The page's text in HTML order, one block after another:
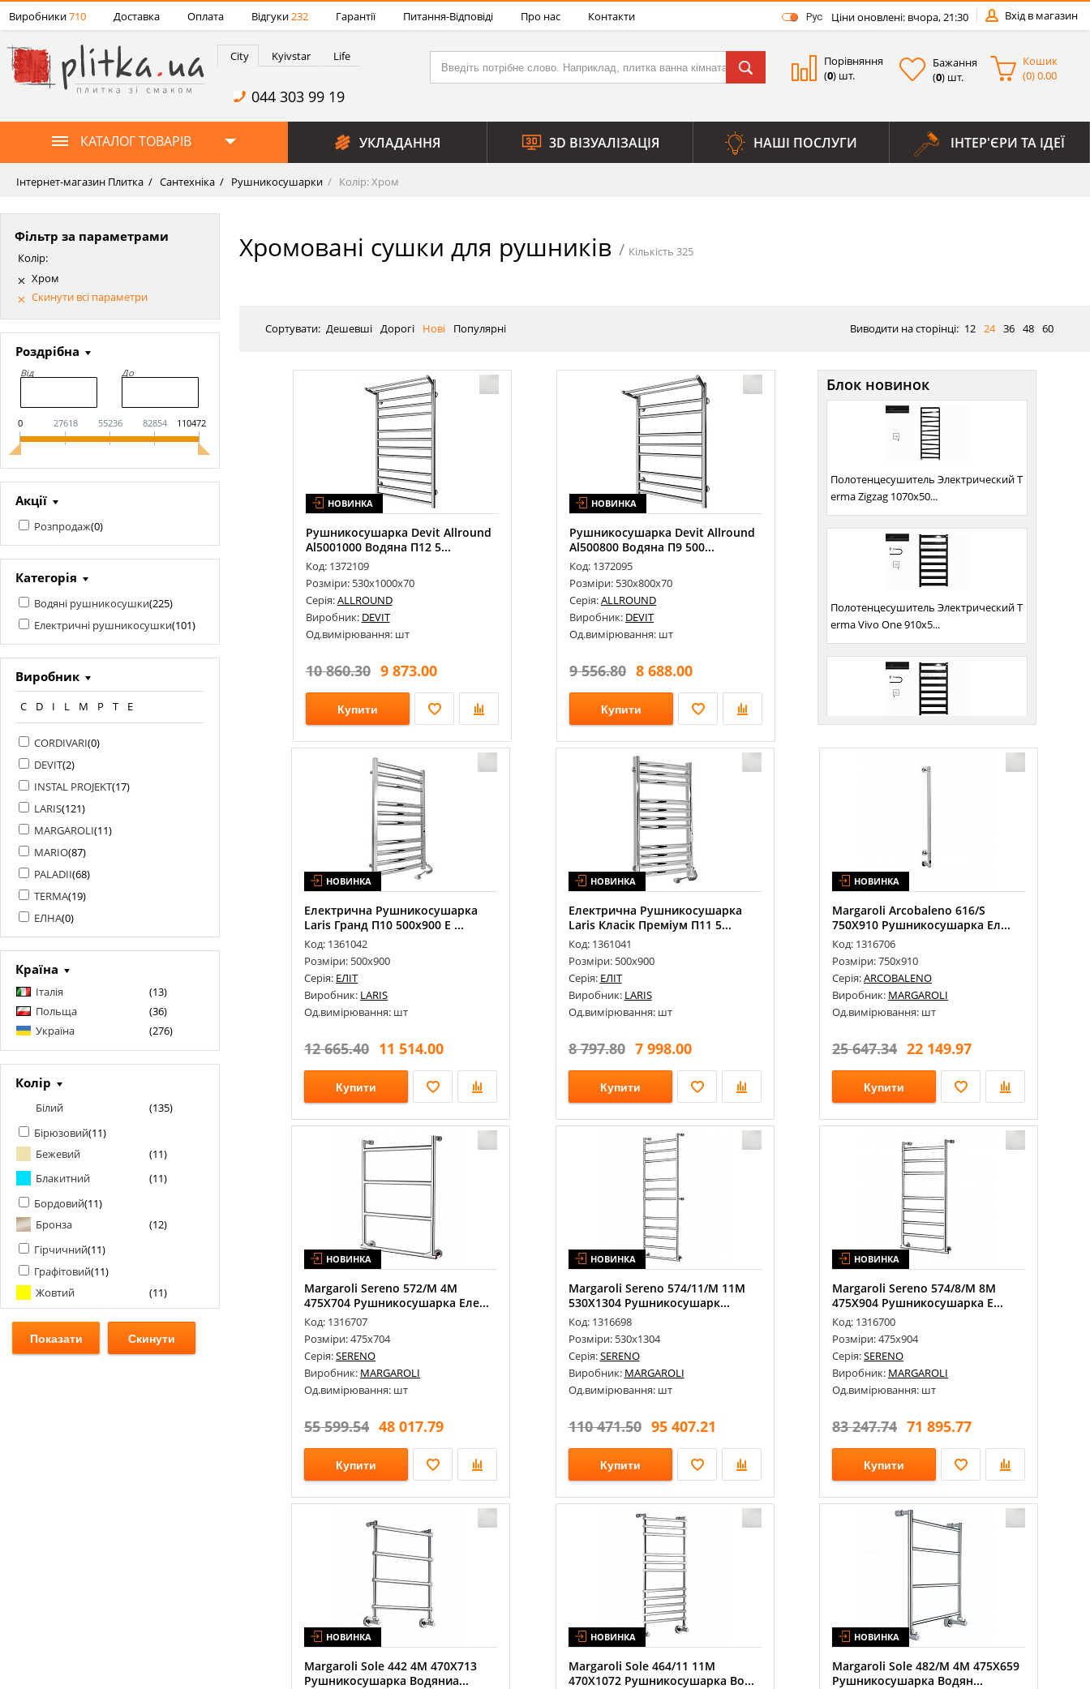
Виробники710 Доставка Оплата Відгуки232 Гарантії Питання-Відповіді Про нас Контакти Ціни оновлені: вчора, 21:30 Вхід в магазин
Рус
City Kyivstar Life
044 303 99 19
Порівняння
(0) шт.
Бажання
(0) шт.
Кошик
(0)0.00
КАТАЛОГ ТОВАРІВ УКЛАДАННЯ 3D ВІЗУАЛІЗАЦІЯ НАШІ ПОСЛУГИ ІНТЕР'ЄРИ ТА ІДЕЇ
Інтернет-магазин Плитка Сантехніка Рушникосушарки Колір: Хром
Фільтр за параметрами
Колір:
Хром
Скинути всі параметри
Роздрібна
Від До
0 27618 55236 82854 110472
Акції
Розпродаж(0)
Категорія
Водяні рушникосушки(225)
Електричні рушникосушки(101)
Виробник
C D I L M P T Е
CORDIVARI(0)
DEVIT(2)
INSTAL PROJEKT(17)
LARIS(121)
MARGAROLI(11)
MARIO(87)
PALADII(68)
TERMA(19)
ЕЛНА(0)
Країна
Італія (13)
Польща
(36)
Україна
(276)
Колір
Білий (135)
Бірюзовий(11)
Бежевий
(11)
Блакитний
(11)
Бордовий(11)
Бронза
(12)
Гірчичний(11)
Графітовий(11)
Жовтий
(11)
Золото
(11)
Хромовані сушки для рушників Кількість 325
Сортувати: Дешевші Дорогі Нові Популярні Виводити на сторінці: 12 24 36 48 60
НОВИНКА
Рушникосушарка Devit Allround
Al5001000 Водяна П12 5...
Код: 1372109
Розміри: 530х1000х70
Серія:ALLROUND
Виробник: DEVIT
Од.вимірювання: шт
10 860.30 9 873.00
Купити
НОВИНКА
Рушникосушарка Devit Allround
Al500800 Водяна П9 500...
Код: 1372095
Розміри: 530х800х70
Серія:ALLROUND
Виробник: DEVIT
Од.вимірювання: шт
9 556.80 8 688.00
Купити
Блок новинок
Полотенцесушитель Электрический T
erma Zigzag 1070х50...
Полотенцесушитель Электрический T
erma Vivo One 910х5...
erma Vivo One 910х5...
Полотенцесушитель Электрический T
erma Marlin One 780...
НОВИНКА
Електрична Рушникосушарка
Laris Гранд П10 500х900 Е ...
Код: 1361042
Розміри: 500х900
Серія: ЕЛІТ
Виробник: LARIS
Од.вимірювання: шт
12 665.40 11 514.00
Купити
НОВИНКА
Електрична Рушникосушарка
Laris Класік Преміум П11 5...
Код: 1361041
Розміри: 500х900
Серія: ЕЛІТ
Виробник: LARIS
Од.вимірювання: шт
8 797.80 7 998.00
Купити
НОВИНКА
Margaroli Arcobaleno 616/S
750Х910 Рушникосушарка Ел...
Код: 1316706
Розміри: 750х910
Серія:ARCOBALENO
Виробник: MARGAROLI
Од.вимірювання: шт
25 647.34 22 149.97
Купити
НОВИНКА
Margaroli Sereno 572/M 4М
475Х704 Рушникосушарка Еле...
Код: 1316707
Розміри: 475х704
Серія:SERENO
Виробник: MARGAROLI
Од.вимірювання: шт
55 599.54 48 017.79
Купити
НОВИНКА
Margaroli Sereno 574/11/M 11М
530Х1304 Рушникосушарк...
Код: 1316698
Розміри: 530х1304
Серія:SERENO
Виробник: MARGAROLI
Од.вимірювання: шт
110 471.50 95 407.21
Купити
НОВИНКА
Margaroli Sereno 574/8/M 8М
475Х904 Рушникосушарка Е...
Код: 1316700
Розміри: 475х904
Серія:SERENO
Виробник: MARGAROLI
Од.вимірювання: шт
83 247.74 71 895.77
Купити
НОВИНКА
Margaroli Sole 442 4М 470Х713
Рушникосушарка Водяниа...
НОВИНКА
Margaroli Sole 464/11 11М
470Х1072 Рушникосушарка Во...
НОВИНКА
Margaroli Sole 482/M 4М 475Х659
Рушникосушарка Водян...